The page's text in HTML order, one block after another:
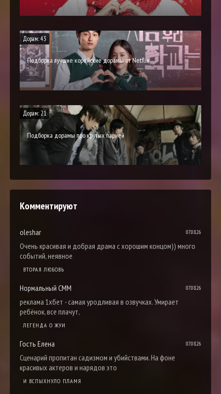
Дорам: 43
Подборка лучшие корейские дорамы от Netflix
Дорам: 21
Подборка дорамы про крутых парней
Комментируют
oleshar 07.08.26
Очень красивая и добрая драма с хорошим концом)) много
событий, неявное
ВТОРАЯ ЛЮБОВЬ
Нормальный СММ 07.08.26
реклама 1хбет - самая уродливая в озвучках. Умирает
ребёнок, все плачут,
ЛЕГЕНДА О ЖУИ
Гость Елена 07.08.26
Сценарий пропитан садизмом и убийствами. На фоне
красивых актеров и нарядов это
И ВСПЫХНУЛО ПЛАМЯ